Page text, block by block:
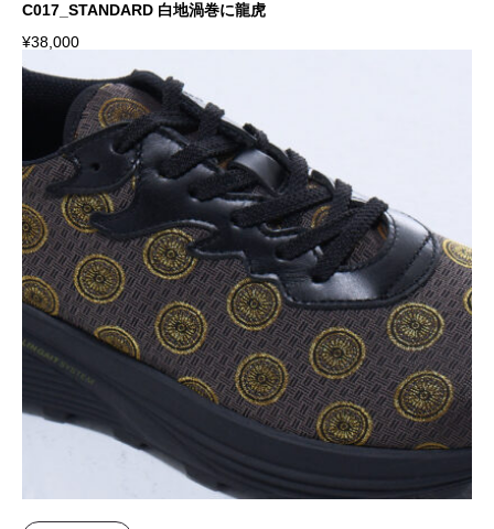
C017_STANDARD 白地渦巻に龍虎
¥38,000